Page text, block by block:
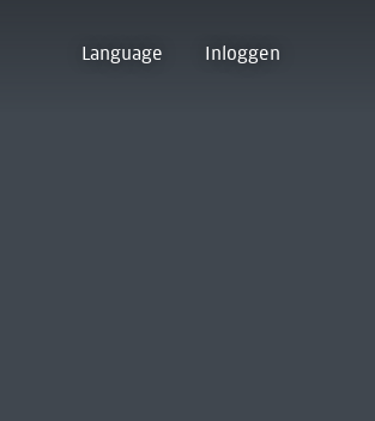
Language Inloggen